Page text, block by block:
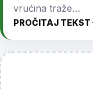
vrućina traže…
PROČITAJ TEKST